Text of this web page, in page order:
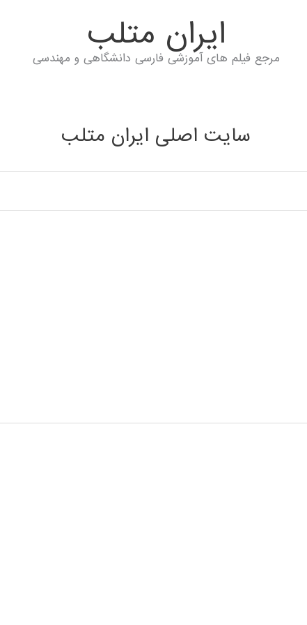
ايران متلب
مرجع فیلم های آموزشی فارسی دانشگاهی و مهندسی
سایت اصلی ایران متلب